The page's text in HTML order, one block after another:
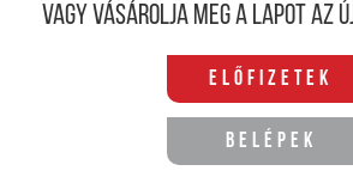
Vagy vásárolja meg a lapot az
Előfizetek
Belépek